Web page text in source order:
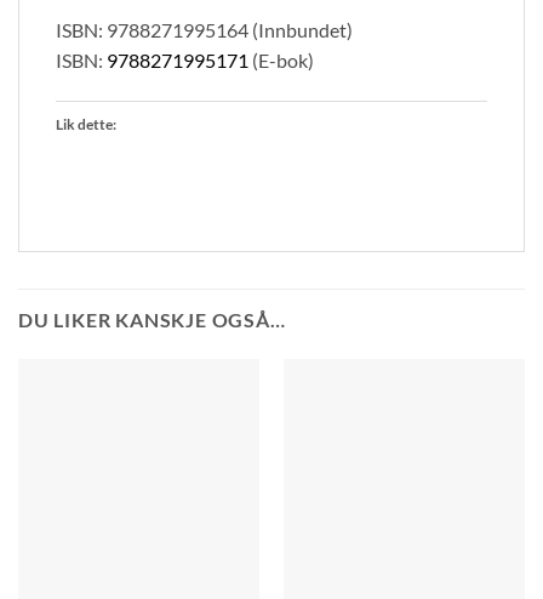
ISBN: 9788271995164 (Innbundet)
ISBN: 9788271995171 (E-bok)
Lik dette:
DU LIKER KANSKJE OGSÅ…